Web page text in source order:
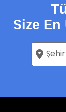
Size En